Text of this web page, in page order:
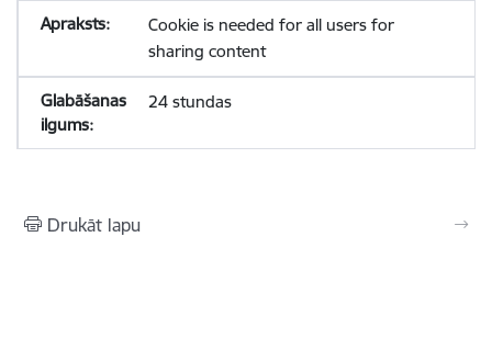
Cookie is needed for all users for
sharing content
24 stundas
Drukāt lapu